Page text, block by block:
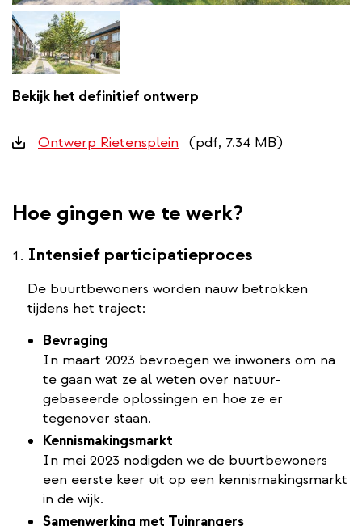
Bekijk het definitief ontwerp
Downloads
Ontwerp Rietensplein (pdf, 7.34 MB)
Hoe gingen we te werk?
Intensief participatieproces
De buurtbewoners worden nauw betrokken
tijdens het traject:
Bevraging
In maart 2023 bevroegen we inwoners om na
te gaan wat ze al weten over natuur-
gebaseerde oplossingen en hoe ze er
tegenover staan.
Kennismakingsmarkt
In mei 2023 nodigden we de buurtbewoners
een eerste keer uit op een kennismakingsmarkt
in de wijk.
Samenwerking met Tuinrangers